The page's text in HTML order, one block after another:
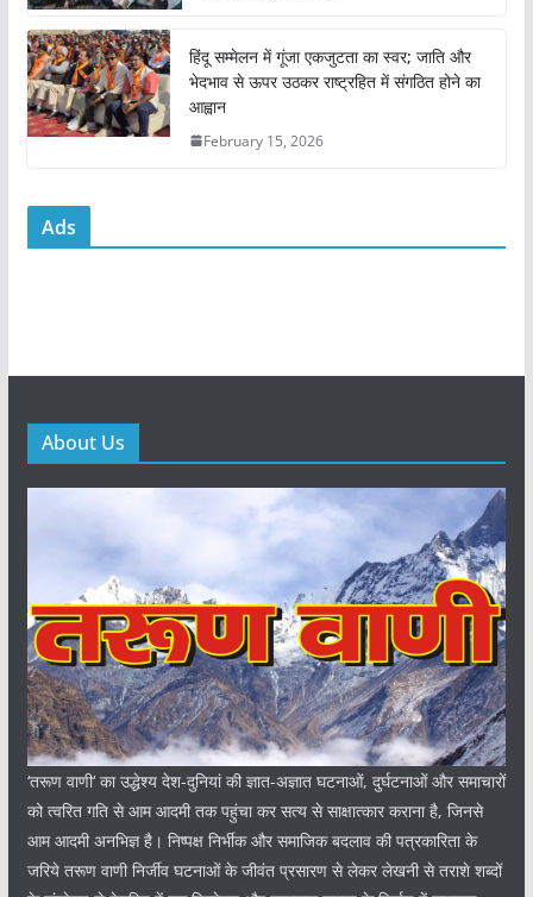
हिंदू सम्मेलन में गूंजा एकजुटता का स्वर; जाति और
भेदभाव से ऊपर उठकर राष्ट्रहित में संगठित होने का
आह्वान
February 15, 2026
Ads
About Us
‘तरूण वाणी‘ का उद्धेश्य देश-दुनियां की ज्ञात-अज्ञात घटनाओं, दुर्घटनाओं और समाचारों
को त्वरित गति से आम आदमी तक पहुंचा कर सत्य से साक्षात्कार कराना है, जिनसे
आम आदमी अनभिज्ञ है। निष्पक्ष निर्भीक और समाजिक बदलाव की पत्रकारिता के
जरिये तरूण वाणी निर्जीव घटनाओं के जीवंत प्रसारण से लेकर लेखनी से तराशे शब्दों